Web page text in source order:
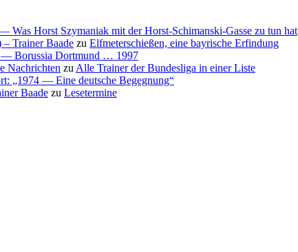
Was Horst Szymaniak mit der Horst-Schimanski-Gasse zu tun hat
– Trainer Baade zu Elfmeterschießen, eine bayrische Erfindung
— Borussia Dortmund … 1997
Nachrichten zu Alle Trainer der Bundesliga in einer Liste
„1974 — Eine deutsche Begegnung“
Baade zu Lesetermine